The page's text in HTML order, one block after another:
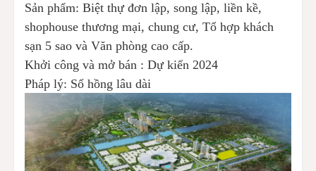
Sản phẩm: Biệt thự đơn lập, song lập, liền kề,
shophouse thương mại, chung cư, Tổ hợp khách
sạn 5 sao và Văn phòng cao cấp.
Khởi công và mở bán : Dự kiến 2024
Pháp lý: Sổ hồng lâu dài